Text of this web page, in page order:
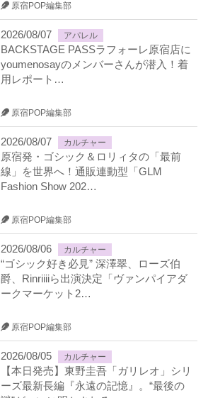
原宿POP編集部
2026/08/07 アパレル
BACKSTAGE PASSラフォーレ原宿店に
youmenosayのメンバーさんが潜入！着
用レポート…
原宿POP編集部
2026/08/07 カルチャー
原宿発・ゴシック＆ロリィタの「最前
線」を世界へ！通販連動型「GLM
Fashion Show 202…
原宿POP編集部
2026/08/06 カルチャー
“ゴシック好き必見” 深澤翠、ローズ伯
爵、Rinriiiiら出演決定「ヴァンパイアダ
ークマーケット2…
原宿POP編集部
2026/08/05 カルチャー
【本日発売】東野圭吾「ガリレオ」シリ
ーズ最新長編『永遠の記憶』。“最後の